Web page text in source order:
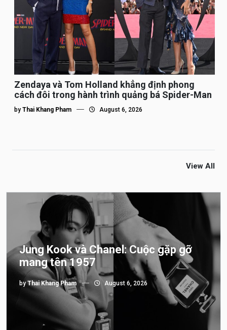
Zendaya và Tom Holland khẳng định phong
cách đôi trong hành trình quảng bá Spider-Man
by Thai Khang Pham August 6, 2026
View All
Jung Kook và Chanel: Cuộc gặp gỡ
mang tên 1957
byThai Khang Pham August 6, 2026